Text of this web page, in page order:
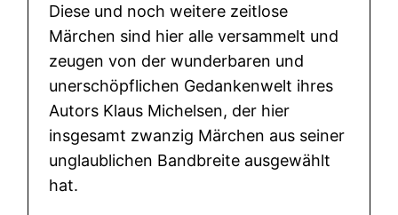
h
d
e
r
K
l
ä
n
Diese und noch weitere zeitlose
Märchen sind hier alle versammelt und
zeugen von der wunderbaren und
unerschöpflichen Gedankenwelt ihres
Autors Klaus Michelsen, der hier
insgesamt zwanzig Märchen aus seiner
unglaublichen Bandbreite ausgewählt
hat.